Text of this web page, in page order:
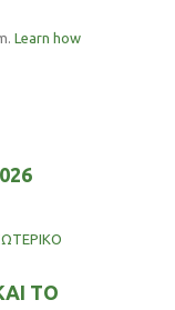
Learn how
ΤΟ